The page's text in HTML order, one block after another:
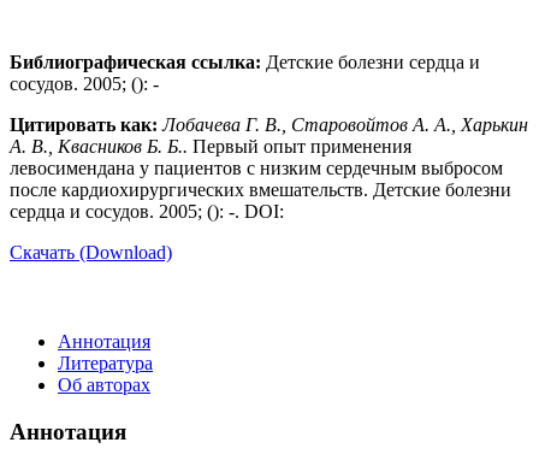
Библиографическая ссылка: Детские болезни сердца и
сосудов. 2005; (): -
Цитировать как: Лобачева Г. В., Старовойтов А. А., Харькин
А. В., Квасников Б. Б.. Первый опыт применения
левосимендана у пациентов с низким сердечным выбросом
после кардиохирургических вмешательств. Детские болезни
сердца и сосудов. 2005; (): -. DOI:
Скачать (Download)
Аннотация
Литература
Об авторах
Аннотация